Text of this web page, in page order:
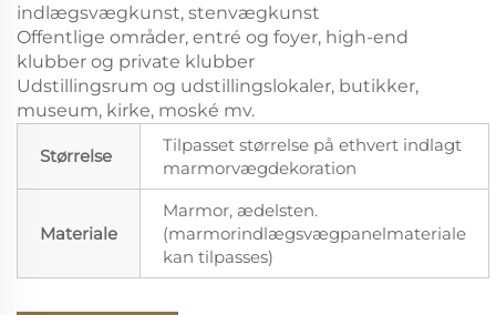
indlægsvægkunst, stenvægkunst
Offentlige områder, entré og foyer, high-end
klubber og private klubber
Udstillingsrum og udstillingslokaler, butikker,
museum, kirke, moské mv.
Størrelse
Tilpasset størrelse på ethvert indlagt
marmorvægdekoration
Materiale
Marmor, ædelsten.
(marmorindlægsvægpanelmateriale
kan tilpasses)